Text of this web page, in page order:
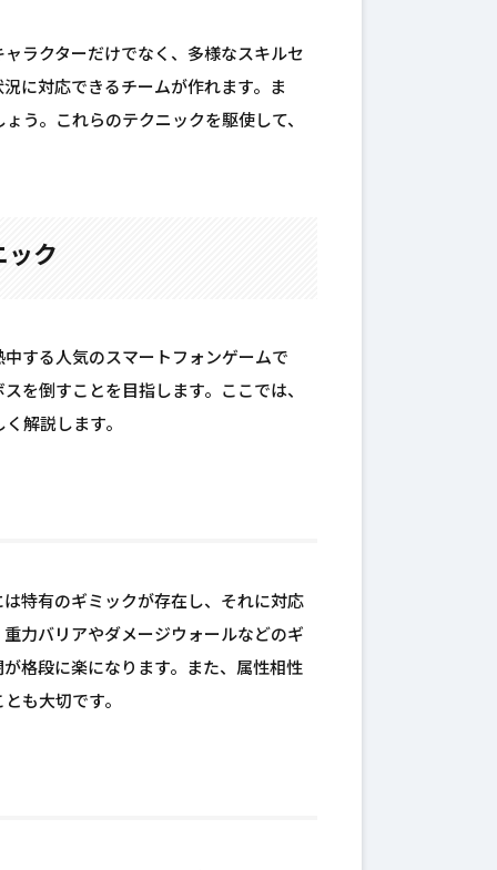
ラクターだけでなく、多様なスキルセ
に対応できるチームが作れます。ま
う。これらのテクニックを駆使して、
ック
する人気のスマートフォンゲームで
を倒すことを目指します。ここでは、
解説します。
特有のギミックが存在し、それに対応
力バリアやダメージウォールなどのギ
格段に楽になります。また、属性相性
も大切です。